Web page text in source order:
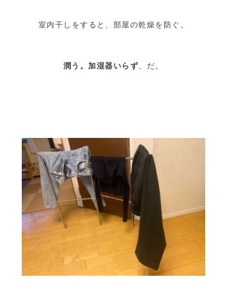
室内干しをすると、部屋の乾燥を防ぐ。
潤う。加湿器いらず 、だ。